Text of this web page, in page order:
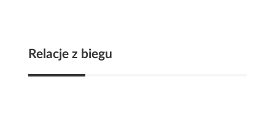
Relacje z biegu